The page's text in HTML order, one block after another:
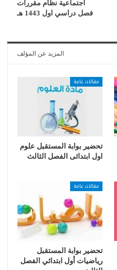
اجتماعية نظام مقررات
فصل دراسي اول 1443 هـ
المزيد عن المؤلف
مقالات عامة
تحضير بوابة المستقبل علوم
اول ابتدائى الفصل الثالث
مقالات عامة
تحضير بوابة المستقبل
رياضيات أول ابتدائي الفصل